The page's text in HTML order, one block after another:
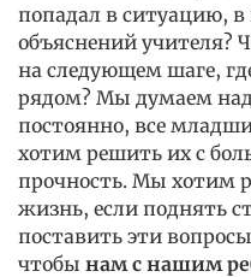
попадал в ситуацию,
объяснений учителя?
на следующем шаге,
рядом? Мы думаем
постоянно, все
хотим решить их с
прочность. Мы хотим
жизнь, если поднять
поставить эти
чтобы нам с нашим